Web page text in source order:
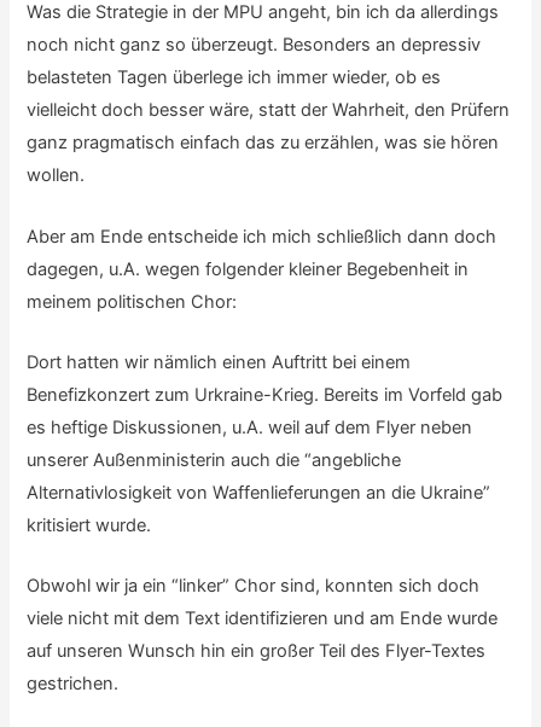
Was die Strategie in der MPU angeht, bin ich da allerdings
noch nicht ganz so überzeugt. Besonders an depressiv
belasteten Tagen überlege ich immer wieder, ob es
vielleicht doch besser wäre, statt der Wahrheit, den Prüfern
ganz pragmatisch einfach das zu erzählen, was sie hören
wollen.
Aber am Ende entscheide ich mich schließlich dann doch
dagegen, u.A. wegen folgender kleiner Begebenheit in
meinem politischen Chor:
Dort hatten wir nämlich einen Auftritt bei einem
Benefizkonzert zum Urkraine-Krieg. Bereits im Vorfeld gab
es heftige Diskussionen, u.A. weil auf dem Flyer neben
unserer Außenministerin auch die “angebliche
Alternativlosigkeit von Waffenlieferungen an die Ukraine”
kritisiert wurde.
Obwohl wir ja ein “linker” Chor sind, konnten sich doch
viele nicht mit dem Text identifizieren und am Ende wurde
auf unseren Wunsch hin ein großer Teil des Flyer-Textes
gestrichen.